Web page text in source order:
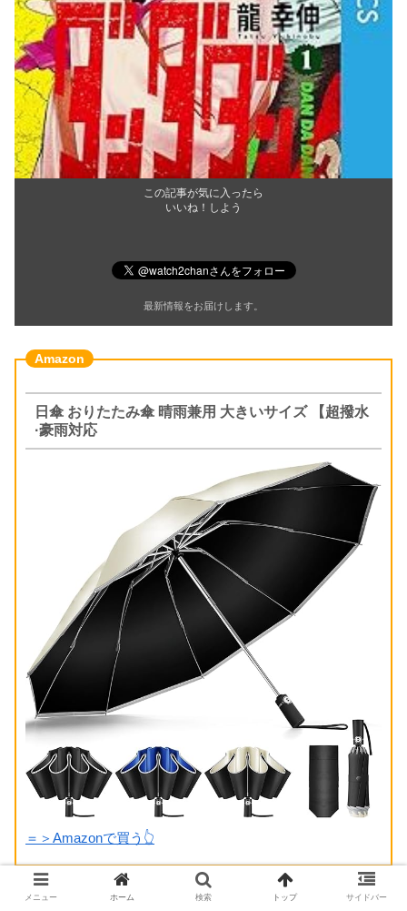
この記事が気に入ったら
いいね！しよう
最新情報をお届けします。
日傘 おりたたみ傘 晴雨兼用 大きいサイズ 【超撥水
·豪雨対応
＝＞Amazonで買う👆
マンガ・アニメ・小説
メニュー ホーム 検索 トップ サイドバー